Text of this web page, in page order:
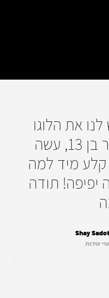
את הלוגו
הישן שהיה כבר בן 13, עשה
מיד למה
יפיפה! תודה
Shay Sadot
שי שדות